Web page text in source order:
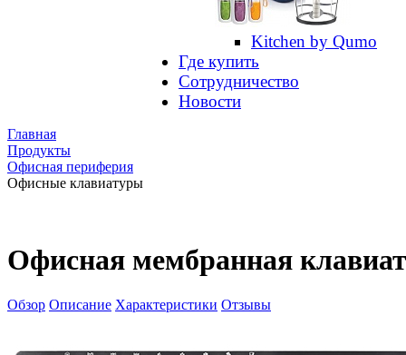
Kitchen by Qumo
Где купить
Сотрудничество
Новости
Главная
Продукты
Офисная периферия
Офисные клавиатуры
Офисная мембранная
Обзор Описание Характеристики Отзывы